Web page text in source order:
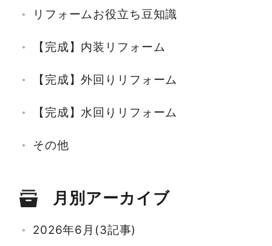
リフォームお役立ち豆知識
【完成】内装リフォーム
【完成】外回りリフォーム
【完成】水回りリフォーム
その他
月別アーカイブ
2026年6月(3記事)